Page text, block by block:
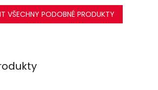
VŠECHNY PODOBNÉ PRODUKTY